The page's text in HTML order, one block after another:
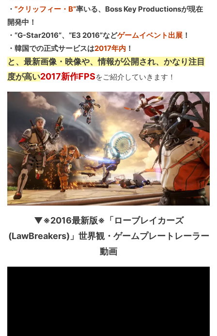
・ “クリッフィー・B”率いる、Boss Key Productionsが現在
開発中！
・“G-Star2016”、“E3 2016”などゲームイベント出展 ！
・韓国での正式サービスは2017年内 ！
と、最新画像・映像や、情報が公開され、かなり注目
度が高い2017新作FPSをご紹介していきます！
▼※2016最新版※「ローブレイカーズ
(LawBreakers)」世界観・ゲームプレートレーラー
動画